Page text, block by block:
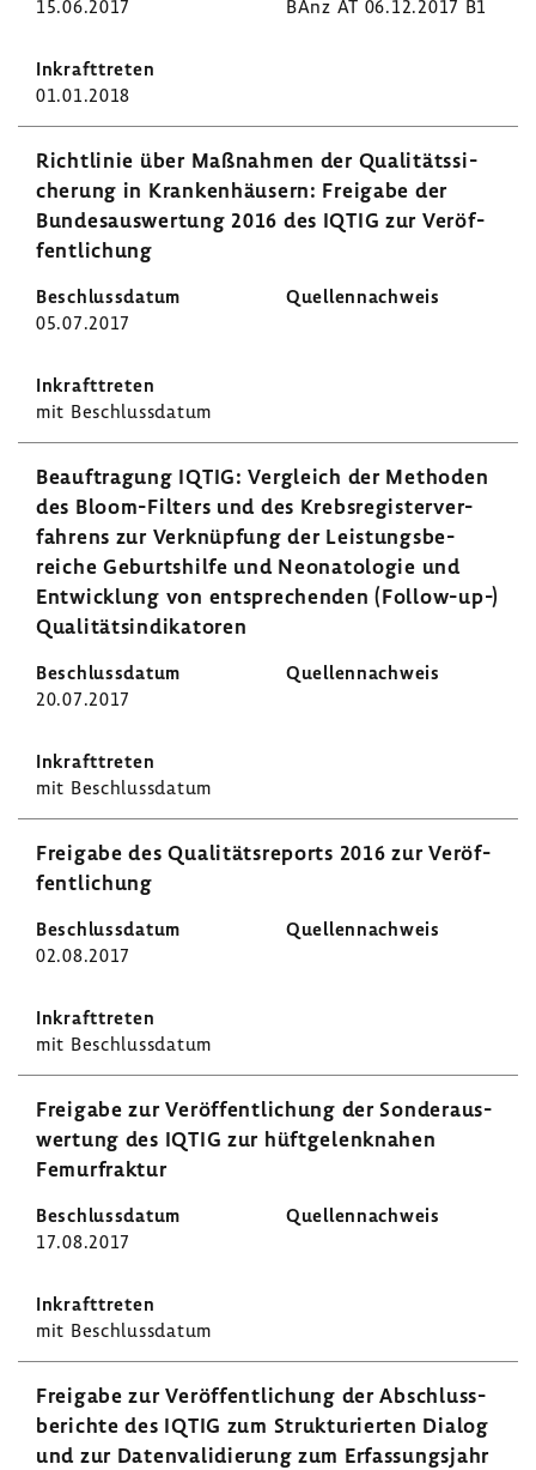
15.06.2017 BAnz AT 06.12.2017 B1
01.01.2018
Richt­linie über Maßnahmen der Quali­täts­si­
che­rung in Kran­ken­häu­sern: Frei­gabe der
Bundes­aus­wer­tung 2016 des IQTIG zur Veröf­
fent­li­chung
05.07.2017
mit Beschluss­datum
Beauf­tra­gung IQTIG: Vergleich der Methoden
des Bloom-​Filters und des Krebs­re­gis­ter­ver­
fah­rens zur Verknüp­fung der Leis­tungs­be­
reiche Geburts­hilfe und Neona­to­logie und
Entwick­lung von entspre­chenden (Follow-​up-)
Quali­täts­in­di­ka­toren
20.07.2017
mit Beschluss­datum
Frei­gabe des Quali­täts­re­ports 2016 zur Veröf­
fent­li­chung
02.08.2017
mit Beschluss­datum
Frei­gabe zur Veröf­fent­li­chung der Sonder­aus­
wer­tung des IQTIG zur hüft­ge­lenk­nahen
Femur­fraktur
17.08.2017
mit Beschluss­datum
Frei­gabe zur Veröf­fent­li­chung der Abschluss­
be­richte des IQTIG zum Struk­tu­rierten Dialog
und zur Daten­va­li­die­rung zum Erfas­sungs­jahr